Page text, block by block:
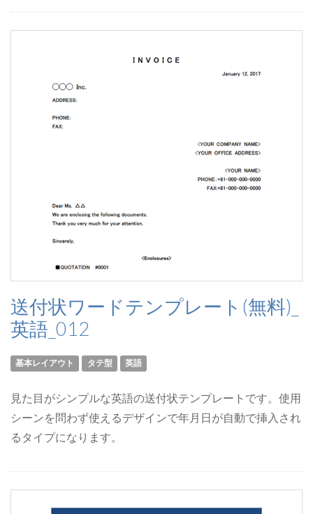
送付状ワードテンプレート(無料)_
英語_012
基本レイアウト タテ型 英語
見た目がシンプルな英語の送付状テンプレートです。使用
シーンを問わず使えるデザインで年月日が自動で挿入され
るタイプになります。